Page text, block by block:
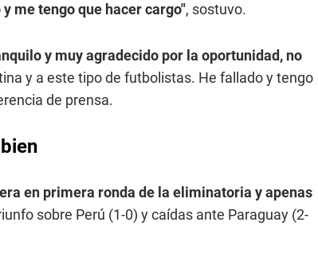
me tengo que hacer cargo", sostuvo.
y muy agradecido por la oportunidad, no
y a este tipo de futbolistas. He fallado y tengo
de prensa.
en primera ronda de la eliminatoria y apenas
sobre Perú (1-0) y caídas ante Paraguay (2-